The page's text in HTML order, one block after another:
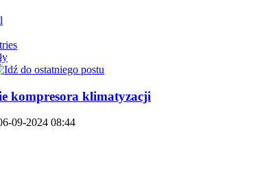
kompresora klimatyzacji
09-2024 08:44